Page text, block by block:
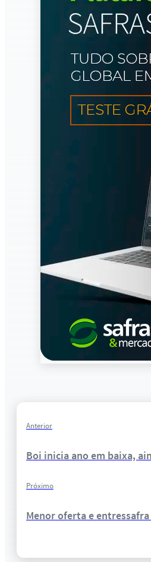
Anterior
Boi inicia ano em baixa,
Próximo
Menor oferta e